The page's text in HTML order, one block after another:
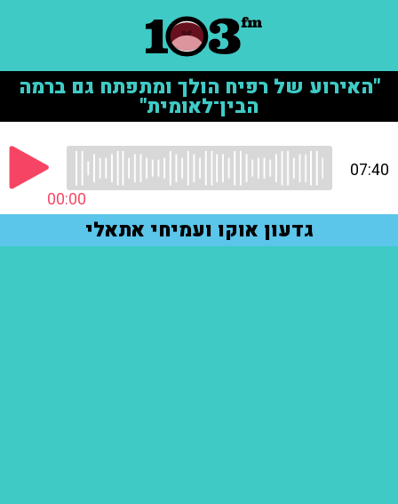
"האירוע של רפיח הולך ומתפתח גם ברמה
הבין־לאומית"
00:00
07:40
גדעון אוקו ועמיחי אתאלי